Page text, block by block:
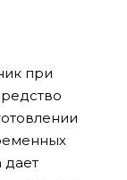
при
дает